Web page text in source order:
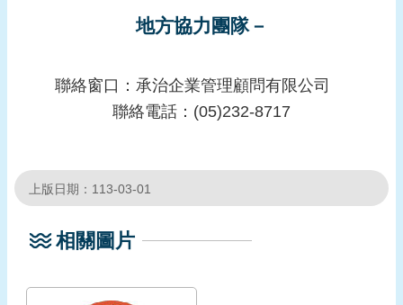
地方協力團隊－
聯絡窗口：承治企業管理顧問有限公司
聯絡電話：(05)232-8717
上版日期：113-03-01
相關圖片